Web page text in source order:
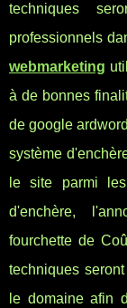
techniques
professionnels
webmarketing
à de bonnes
de google
système
le site parmi
d'enchère,
fourchette de
techniques
le domaine afin